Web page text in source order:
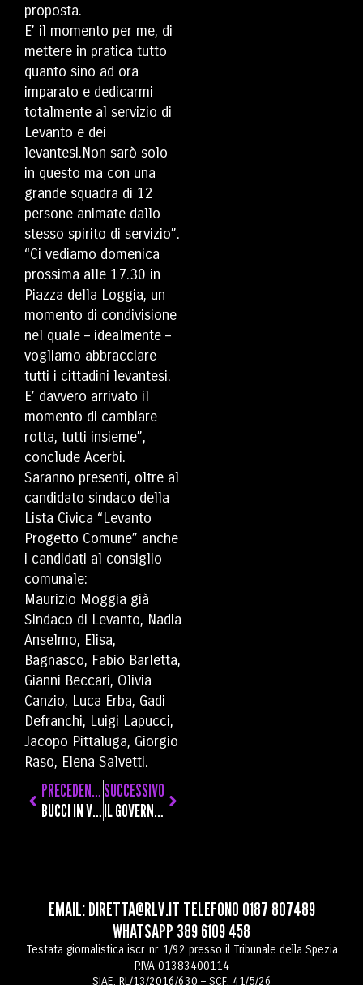
proposta.
E’ il momento per me, di
mettere in pratica tutto
quanto sino ad ora
imparato e dedicarmi
totalmente al servizio di
Levanto e dei
levantesi.Non sarò solo
in questo ma con una
grande squadra di 12
persone animate dallo
stesso spirito di servizio”.
“Ci vediamo domenica
prossima alle 17.30 in
Piazza della Loggia, un
momento di condivisione
nel quale – idealmente –
vogliamo abbracciare
tutti i cittadini levantesi.
E’ davvero arrivato il
momento di cambiare
rotta, tutti insieme”,
conclude Acerbi.
Saranno presenti, oltre al
candidato sindaco della
Lista Civica “Levanto
Progetto Comune” anche
i candidati al consiglio
comunale:
Maurizio Moggia già
Sindaco di Levanto, Nadia
Anselmo, Elisa,
Bagnasco, Fabio Barletta,
Gianni Beccari, Olivia
Canzio, Luca Erba, Gadi
Defranchi, Luigi Lapucci,
Jacopo Pittaluga, Giorgio
Raso, Elena Salvetti.
PRECEDENTE
BUCCI IN VISITA AL DISTRETTO LIGURE DELLE TECNOLOGIE MARINE: “OTTIMO MODELLO PER METTERE INSIEME CONOSCENZE, COMPETENZE E PROGETTUALITÀ”
SUCCESSIVO
IL GOVERNO VUOLE UN CENTRO PER IL RIMPATRIO A PALLERONE, GIANI: “UN OLTRAGGIO ALLA LUNIGIANA”
EMAIL:DIRETTA@RLV.IT TELEFONO 0187 807489
WHATSAPP 389 6109 458
Testata giornalistica iscr. nr. 1/92 presso il Tribunale della Spezia
P.IVA 01383400114
SIAE: RL/13/2016/630 – SCF: 41/5/26